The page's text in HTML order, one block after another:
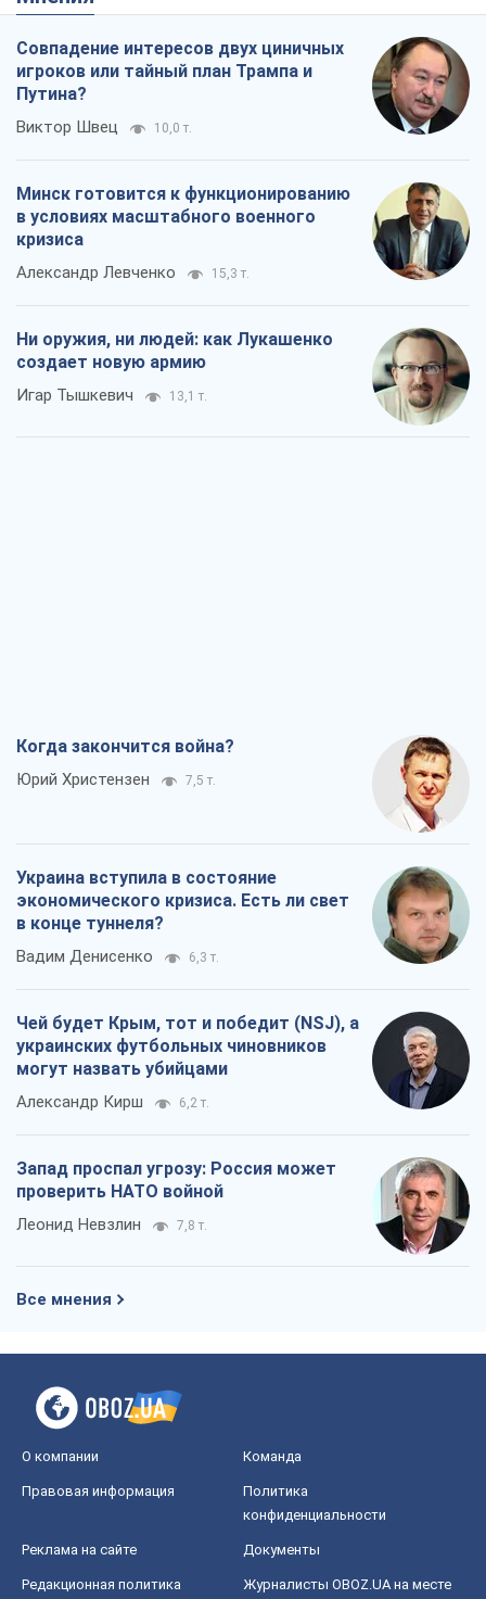
Совпадение интересов двух циничных
игроков или тайный план Трампа и
Путина?
Виктор Швец 10,0 т.
Минск готовится к функционированию
в условиях масштабного военного
кризиса
Александр Левченко 15,3 т.
Ни оружия, ни людей: как Лукашенко
создает новую армию
Игар Тышкевич 13,1 т.
Когда закончится война?
Юрий Христензен 7,5 т.
Украина вступила в состояние
экономического кризиса. Есть ли свет
в конце туннеля?
Вадим Денисенко 6,3 т.
Чей будет Крым, тот и победит (NSJ), а
украинских футбольных чиновников
могут назвать убийцами
Александр Кирш 6,2 т.
Запад проспал угрозу: Россия может
проверить НАТО войной
Леонид Невзлин 7,8 т.
Все мнения
О компании Команда
Правовая информация
Политика
конфиденциальности
Реклама на сайте Документы
Редакционная политика
Журналисты OBOZ.UA на месте